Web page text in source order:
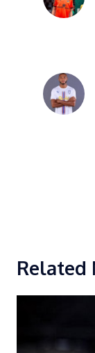
Related